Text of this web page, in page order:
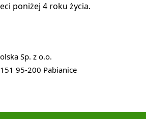
poniżej 4 roku życia.
Sp. z o.o.
95-200 Pabianice